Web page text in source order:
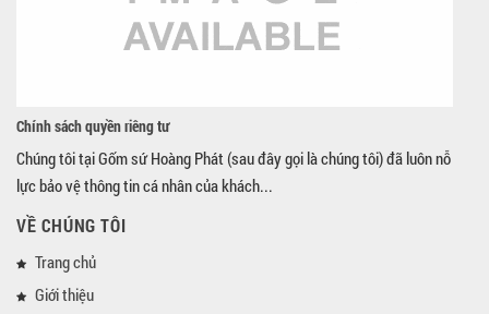
Chính sách quyền riêng tư
Chúng tôi tại Gốm sứ Hoàng Phát (sau đây gọi là chúng tôi) đã luôn nỗ
lực bảo vệ thông tin cá nhân của khách...
VỀ CHÚNG TÔI
Trang chủ
Giới thiệu